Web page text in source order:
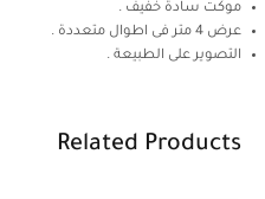
موكت سادة خفيف .
عرض 4 متر فى اطوال متعددة .
التصوير على الطبيعة .
Related Products